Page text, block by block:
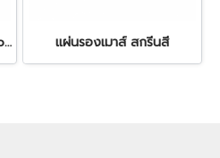
แผ่นรองเมาส์ สกรีนภาพ Balloon Mouse Pad แผ่นรองเมาส์ สกรีนสี